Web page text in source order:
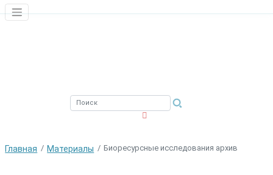
Главная Материалы Биоресурсные исследования архив